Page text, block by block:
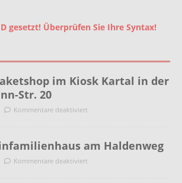
gesetzt! Überprüfen Sie Ihre Syntax!
im Kiosk Kartal in der
Str. 20
Kommentare deaktiviert
am Haldenweg
Kommentare deaktiviert